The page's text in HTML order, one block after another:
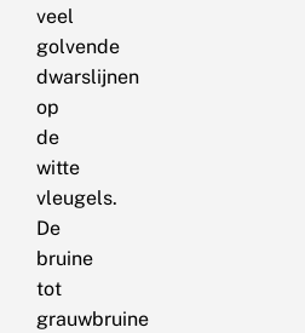
veel
golvende
dwarslijnen
op
de
witte
vleugels.
De
bruine
tot
grauwbruine